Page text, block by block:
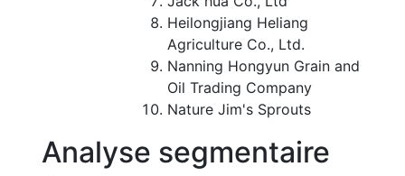
Heilongjiang Heliang
Agriculture Co., Ltd.
Nanning Hongyun Grain and
Oil Trading Company
Nature Jim's Sprouts
Analyse segmentaire